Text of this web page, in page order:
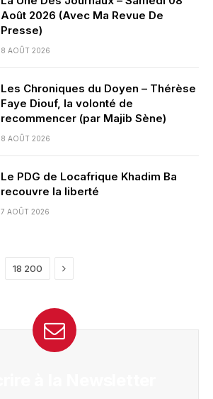
Août 2026 (Avec Ma Revue De
Presse)
8 AOÛT 2026
Les Chroniques du Doyen – Thérèse
Faye Diouf, la volonté de
recommencer (par Majib Sène)
8 AOÛT 2026
Le PDG de Locafrique Khadim Ba
recouvre la liberté
7 AOÛT 2026
18 200 Next